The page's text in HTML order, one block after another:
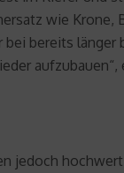
wie Krone,
bereits länger
jedoch